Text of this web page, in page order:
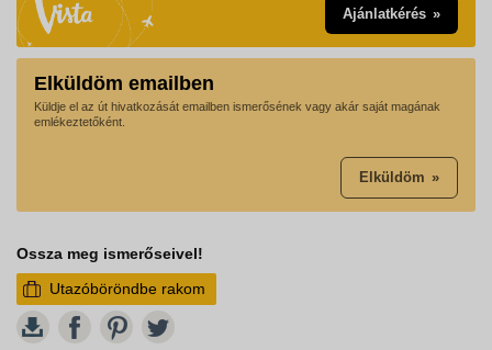
Ajánlatkérés
Elküldöm emailben
Küldje el az út hivatkozását emailben ismerősének vagy akár saját magának
emlékeztetőként.
Elküldöm
Ossza meg ismerőseivel!
Utazóböröndbe rakom